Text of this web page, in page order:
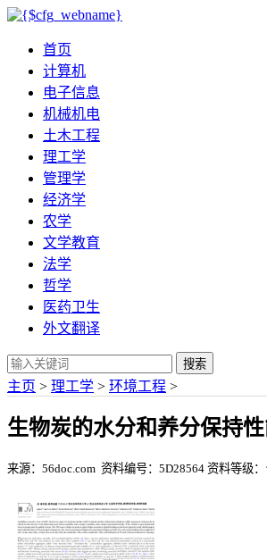
首页
计算机
电子信息
机械机电
土木工程
理工学
管理学
经济学
农学
文学教育
法学
哲学
医药卫生
外文翻译
搜索
主页 > 理工学 > 环境工程 >
生物炭的水分和养分保持
来源：56doc.com 资料编号：5D28564 资料等